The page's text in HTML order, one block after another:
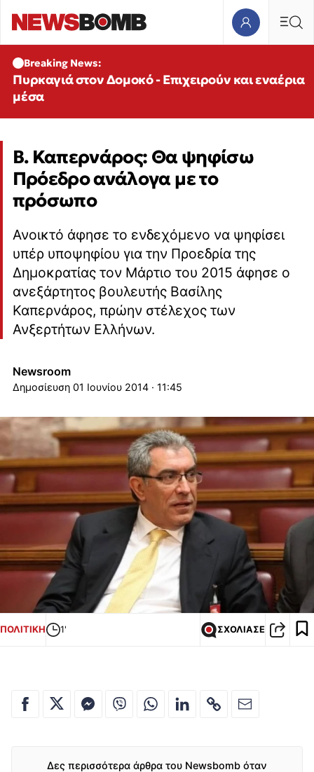
Breaking News:
Πυρκαγιά στον Δομοκό - Επιχειρούν και εναέρια
μέσα
Β. Καπερνάρος: Θα ψηφίσω
Πρόεδρο ανάλογα με το
πρόσωπο
Ανοικτό άφησε το ενδεχόμενο να ψηφίσει
υπέρ υποψηφίου για την Προεδρία της
Δημοκρατίας τον Μάρτιο του 2015 άφησε ο
ανεξάρτητος βουλευτής Βασίλης
Καπερνάρος, πρώην στέλεχος των
Ανξερτήτων Ελλήνων.
Newsroom
01 Ιουνίου 2014 · 11:45
ΠΟΛΙΤΙΚΗ 1' ΣΧΟΛΙΑΣΕ
Δες περισσότερα άρθρα του Newsbomb όταν